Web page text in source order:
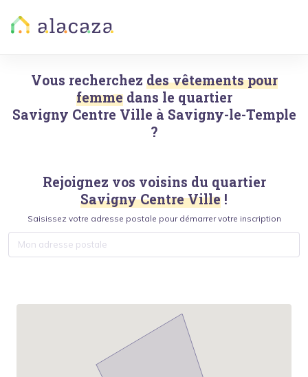
Vous recherchez des vêtements pour
femme dans le quartier
Savigny Centre Ville à Savigny-le-Temple
?
Rejoignez vos voisins du quartier
Savigny Centre Ville !
Saisissez votre adresse postale pour démarrer votre inscription